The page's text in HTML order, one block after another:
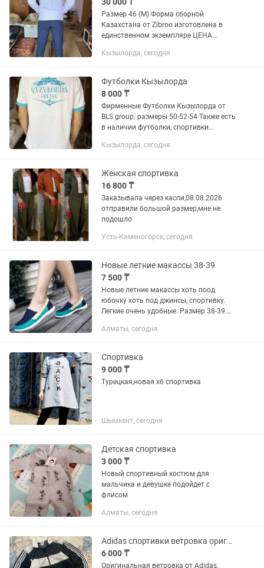
Размер 46 (М) Форма сборной
Казахстана от Zibroo изготовлена в
единственном экземпляре ЦЕНА
Кызылорда, сегодня
Футболки Кызылорда
8 000 ₸
Фирменные Футболки Кызылорда от
BLS group. размеры 50-52-54 Также есть
в наличии футболки, спортивки
Кызылорда, сегодня
Женская спортивка
16 800 ₸
Заказывала через каспи,08.08.2026
отправили большой размер,мне не
подошло
Усть-Каменогорск, сегодня
Новые летние макассы 38-39
7 500 ₸
Новые летние макассы хоть поод
юбочку хоть под джинсы, спортивку.
Легкие очень удобные. Размер 38-39.
Алматы, сегодня
Спортивка
9 000 ₸
Турецкая,новая хб спортивка
Шымкент, сегодня
Детская спортивка
3 000 ₸
Новый спортивный костюм для
мальчика и девушке подойдет с
флисом
Алматы, сегодня
Adidas спортивки ветровка оригинал
6 000 ₸
Оригинальная ветровка от Adidas,